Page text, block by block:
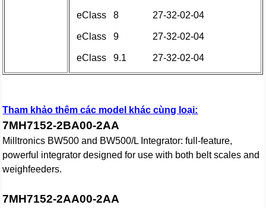
eClass 8 27-32-02-04
eClass 9 27-32-02-04
eClass 9.1 27-32-02-04
Tham khảo thêm các model khác cùng loại:
7MH7152-2BA00-2AA
Milltronics BW500 and BW500/L Integrator: full-feature,
powerful integrator designed for use with both belt scales and
weighfeeders.
7MH7152-2AA00-2AA